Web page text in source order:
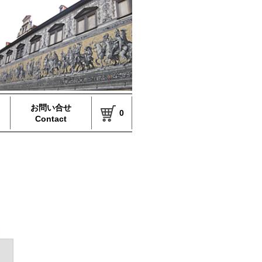
お問い合せ
Contact
0